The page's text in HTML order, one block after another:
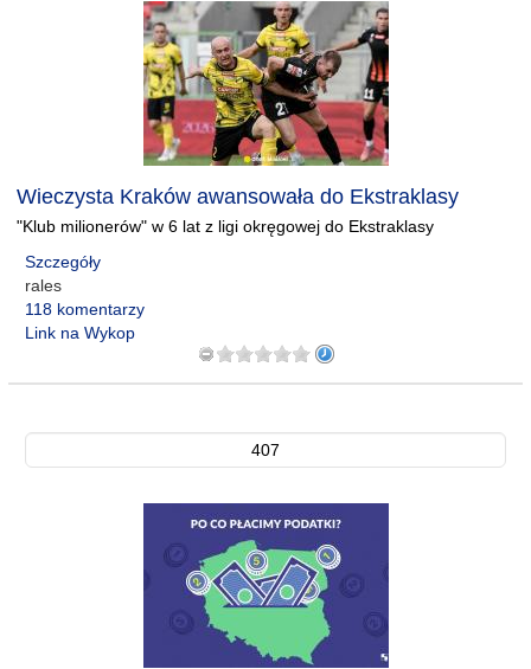
Wieczysta Kraków awansowała do Ekstraklasy
"Klub milionerów" w 6 lat z ligi okręgowej do Ekstraklasy
Szczegóły
rales
118 komentarzy
Link na Wykop
407